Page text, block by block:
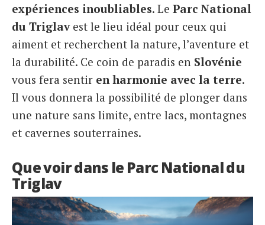
expériences inoubliables. Le Parc National
du Triglavest le lieu idéal pour ceux qui
aiment et recherchent la nature, l’aventure et
la durabilité. Ce coin de paradis en Slovénie
vous fera sentir en harmonie avec la terre.
Il vous donnera la possibilité de plonger dans
une nature sans limite, entre lacs, montagnes
et cavernes souterraines.
Que voir dans le Parc National du
Triglav